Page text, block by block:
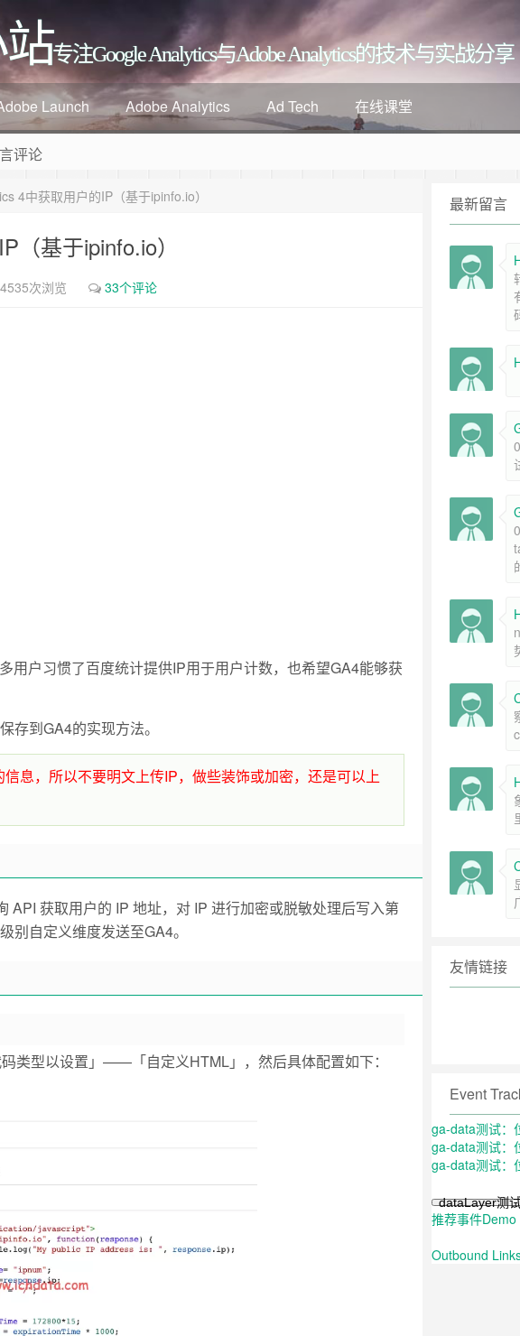
专注Google Analytics与Adobe Analytics的技术与实战分享
Launch Adobe Analytics Ad Tech 在线课堂
评论
4中获取用户的IP（基于ipinfo.io）
基于ipinfo.io）
次浏览 33个评论
用户习惯了百度统计提供IP用于用户计数，也希望GA4能够获
存到GA4的实现方法。
息，所以不要明文上传IP，做些装饰或加密，还是可以上
API 获取用户的 IP 地址，对 IP 进行加密或脱敏处理后写入第
别自定义维度发送至GA4。
型以设置」——「自定义HTML」，然后具体配置如下：
最新留言
友情链接
Event
ga-data测试：
ga-data测试：
ga-data测试：
dataLayer测
推荐事件Demo
Outbound